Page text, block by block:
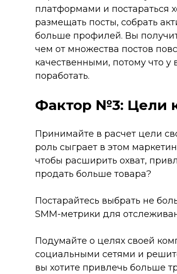
платформами и постараться
размещать посты, собрать
больше профилей. Вы
чем от множества постов
качественными, потому что
поработать.
Фактор №3: Цели
Принимайте в расчет цели
роль сыграет в этом
чтобы расширить охват,
продать больше товара?
Постарайтесь выбрать не
SMM-метрики для
Подумайте о целях своей
социальными сетями и
вы хотите привлечь больше